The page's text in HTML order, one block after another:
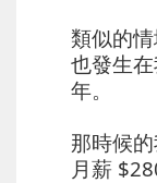
類似的情
也發生
年。
那時候
月薪